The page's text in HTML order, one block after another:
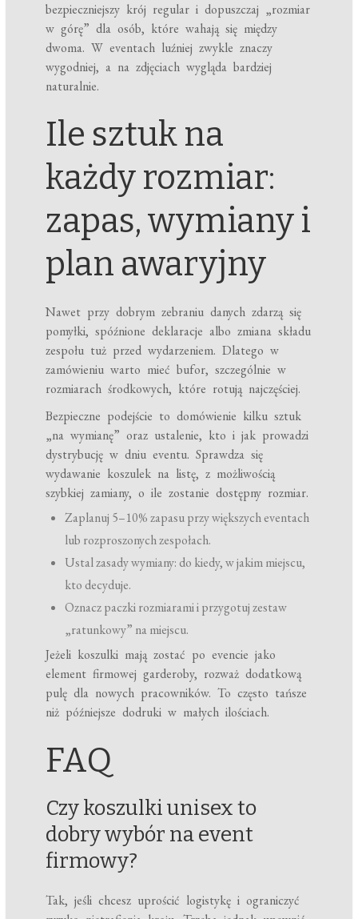
bezpieczniejszy krój regular i dopuszczaj „rozmiar
w górę” dla osób, które wahają się między
dwoma. W eventach luźniej zwykle znaczy
wygodniej, a na zdjęciach wygląda bardziej
naturalnie.
Ile sztuk na
każdy rozmiar:
zapas, wymiany i
plan awaryjny
Nawet przy dobrym zebraniu danych zdarzą się
pomyłki, spóźnione deklaracje albo zmiana składu
zespołu tuż przed wydarzeniem. Dlatego w
zamówieniu warto mieć bufor, szczególnie w
rozmiarach środkowych, które rotują najczęściej.
Bezpieczne podejście to domówienie kilku sztuk
„na wymianę” oraz ustalenie, kto i jak prowadzi
dystrybucję w dniu eventu. Sprawdza się
wydawanie koszulek na listę, z możliwością
szybkiej zamiany, o ile zostanie dostępny rozmiar.
Zaplanuj 5–10% zapasu przy większych eventach
lub rozproszonych zespołach.
Ustal zasady wymiany: do kiedy, w jakim miejscu,
kto decyduje.
Oznacz paczki rozmiarami i przygotuj zestaw
„ratunkowy” na miejscu.
Jeżeli koszulki mają zostać po evencie jako
element firmowej garderoby, rozważ dodatkową
pulę dla nowych pracowników. To często tańsze
niż późniejsze dodruki w małych ilościach.
FAQ
Czy koszulki unisex to
dobry wybór na event
firmowy?
Tak, jeśli chcesz uprościć logistykę i ograniczyć